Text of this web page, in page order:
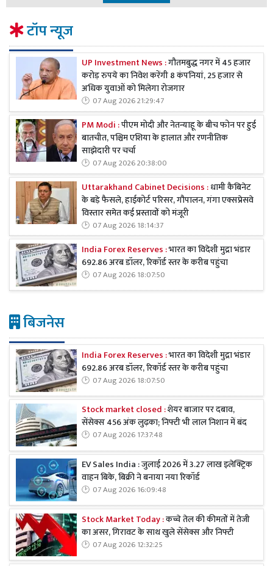
टॉप न्यूज
UP Investment News :गौतमबुद्ध नगर में 45 हजार
करोड़ रुपये का निवेश करेंगी 8 कंपनियां, 25 हजार से
अधिक युवाओं को मिलेगा रोजगार
07 Aug 2026 21:29:47
PM Modi :पीएम मोदी और नेतन्याहू के बीच फोन पर हुई
बातचीत, पश्चिम एशिया के हालात और रणनीतिक
साझेदारी पर चर्चा
07 Aug 2026 20:38:00
Uttarakhand Cabinet Decisions :धामी कैबिनेट
के बड़े फैसले, हाईकोर्ट परिसर, गौपालन, गंगा एक्सप्रेसवे
विस्तार समेत कई प्रस्तावों को मंजूरी
07 Aug 2026 18:14:37
India Forex Reserves :भारत का विदेशी मुद्रा भंडार
692.86 अरब डॉलर, रिकॉर्ड स्तर के करीब पहुंचा
07 Aug 2026 18:07:50
बिजनेस
India Forex Reserves :भारत का विदेशी मुद्रा भंडार
692.86 अरब डॉलर, रिकॉर्ड स्तर के करीब पहुंचा
07 Aug 2026 18:07:50
Stock market closed :शेयर बाजार पर दबाव,
सेंसेक्स 456 अंक लुढ़का; निफ्टी भी लाल निशान में बंद
07 Aug 2026 17:37:48
EV Sales India : जुलाई 2026 में 3.27 लाख इलेक्ट्रिक
वाहन बिके, बिक्री ने बनाया नया रिकॉर्ड
07 Aug 2026 16:09:48
Stock Market Today :कच्चे तेल की कीमतों में तेजी
का असर, गिरावट के साथ खुले सेंसेक्स और निफ्टी
07 Aug 2026 12:32:25